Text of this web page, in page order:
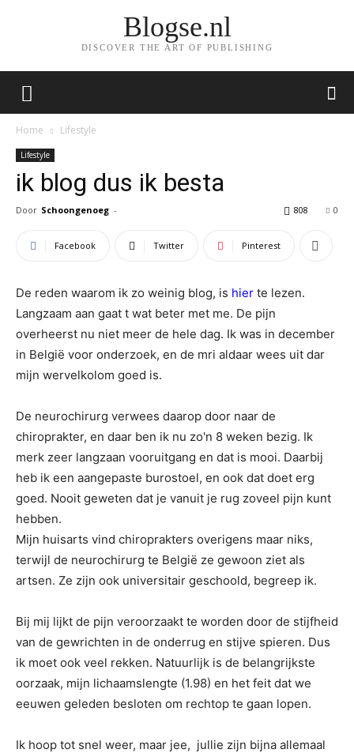
Blogse.nl
DISCOVER THE ART OF PUBLISHING
Home Lifestyle
Lifestyle
ik blog dus ik besta
Door Schoongenoeg - 0
808
Facebook Twitter Pinterest
De reden waarom ik zo weinig blog, is hier te lezen.
Langzaam aan gaat t wat beter met me. De pijn
overheerst nu niet meer de hele dag. Ik was in december
in België voor onderzoek, en de mri aldaar wees uit dar
mijn wervelkolom goed is.
De neurochirurg verwees daarop door naar de
chiroprakter, en daar ben ik nu zo'n 8 weken bezig. Ik
merk zeer langzaan vooruitgang en dat is mooi. Daarbij
heb ik een aangepaste burostoel, en ook dat doet erg
goed. Nooit geweten dat je vanuit je rug zoveel pijn kunt
hebben.
Mijn huisarts vind chiroprakters overigens maar niks,
terwijl de neurochirurg te België ze gewoon ziet als
artsen. Ze zijn ook universitair geschoold, begreep ik.
Bij mij lijkt de pijn veroorzaakt te worden door de stijfheid
van de gewrichten in de onderrug en stijve spieren. Dus
ik moet ook veel rekken. Natuurlijk is de belangrijkste
oorzaak, mijn lichaamslengte (1.98) en het feit dat we
eeuwen geleden besloten om rechtop te gaan lopen.
Ik hoop tot snel weer, maar jee, jullie zijn bijna allemaal